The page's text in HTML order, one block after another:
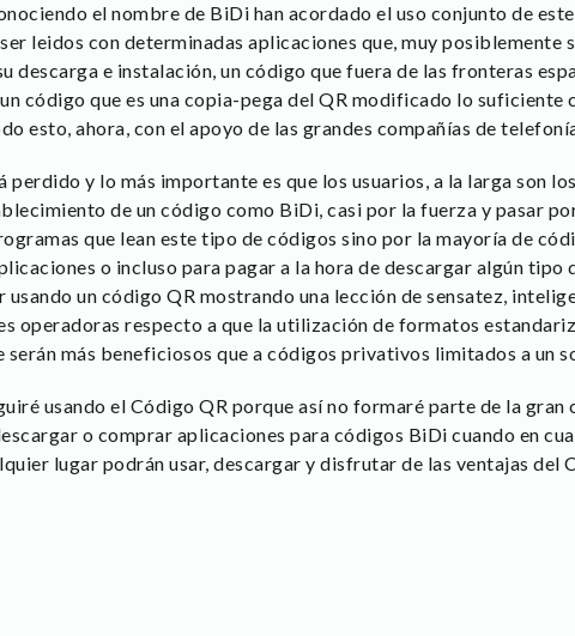
el nombre de BiDi han acordado el uso conjunto de
leidos con determinadas aplicaciones que, muy posiblemente
descarga e instalación, un código que fuera de las fronteras
código que es una copia-pega del QR modificado lo suficiente
esto, ahora, con el apoyo de las grandes compañías de
perdido y lo más importante es que los usuarios, a la larga son
de un código como BiDi, casi por la fuerza y pasar
que lean este tipo de códigos sino por la mayoría de
o incluso para pagar a la hora de descargar algún tipo
un código QR mostrando una lección de sensatez,
operadoras respecto a que la utilización de formatos
más beneficiosos que a códigos privativos limitados a un
usando el Código QR porque así no formaré parte de la gran
o comprar aplicaciones para códigos BiDi cuando en
lugar podrán usar, descargar y disfrutar de las ventajas del